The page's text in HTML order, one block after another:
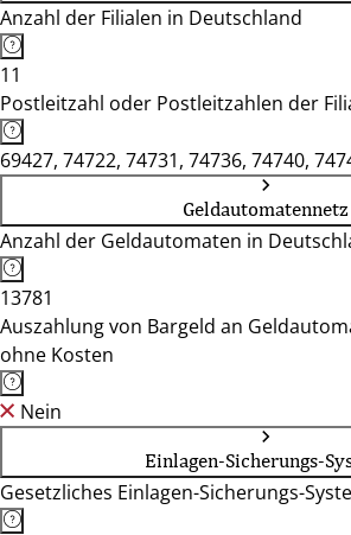
Anzahl der Filialen in Deutschland
11
Postleitzahl oder Postleitzahlen der
69427, 74722, 74731, 74736, 74740,
Geldautomatennetz
Anzahl der Geldautomaten in
13781
Auszahlung von Bargeld an
ohne Kosten
Nein
Einlagen-Sicherungs-
Gesetzliches Einlagen-Sicherungs-